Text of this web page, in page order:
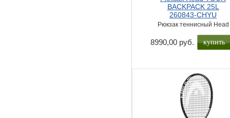
BACKPACK 25L
260843-CHYU
Рюкзак теннисный Head
8990,00 руб. купить